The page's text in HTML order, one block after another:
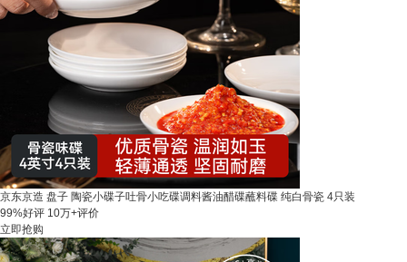
京东京造 盘子 陶瓷小碟子吐骨小吃碟调料酱油醋碟蘸料碟 纯白骨瓷 4只装
99%好评 10万+评价
立即抢购